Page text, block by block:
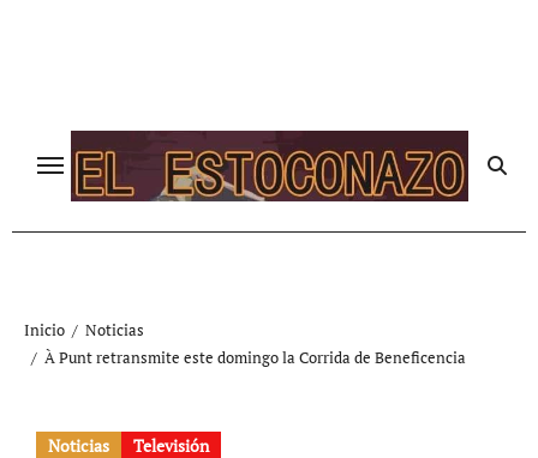
Inicio
Noticias
À Punt retransmite este domingo la Corrida de Beneficencia
Noticias Televisión